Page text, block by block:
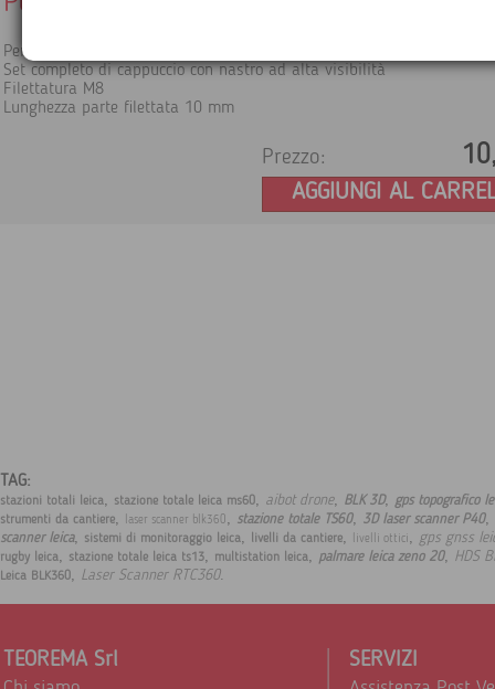
Perno porta prisma per palo rotondo
Set completo di cappuccio con nastro ad alta visibilità
Filettatura M8
Lunghezza parte filettata 10 mm
Prezzo:
AGGIUNGI AL
TAG:
stazioni totali leica, stazione totale leica ms60, aibot drone, BLK 3D, gps topografico
strumenti da cantiere, laser scanner blk360, stazione totale TS60, 3D laser scanner P40,
scanner leica, sistemi di monitoraggio leica, livelli da cantiere, livelli ottici, gps gnss
rugby leica, stazione totale leica ts13, multistation leica, palmare leica zeno 20, HDS
Leica BLK360, Laser Scanner RTC360.
TEOREMA Srl SERVIZI